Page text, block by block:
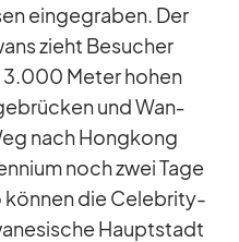
ein­ge­gra­ben. Der
zieht Be­su­cher
3.000 Me­ter ho­hen
und Wan­
nach Hong­kong
noch zwei Tage
kön­nen die Ce­le­brity-
Haupt­stadt